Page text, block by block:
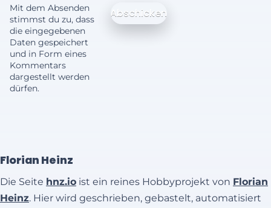
Mit dem Absenden
stimmst du zu, dass
die eingegebenen
Daten gespeichert
und in Form eines
Kommentars
dargestellt werden
dürfen.
Florian Heinz
Die Seite hnz.io ist ein reines Hobbyprojekt von Florian
Heinz. Hier wird geschrieben, gebastelt, automatisiert